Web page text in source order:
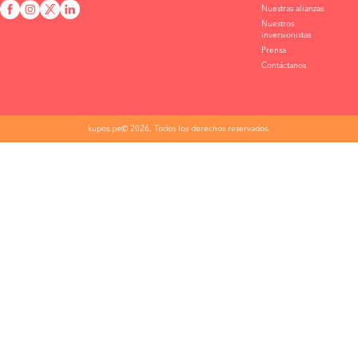
Nuestras alianzas
Nuestros
inversionistas
Prensa
Contáctanos
kupos.pe© 2026. Todos los derechos reservados.